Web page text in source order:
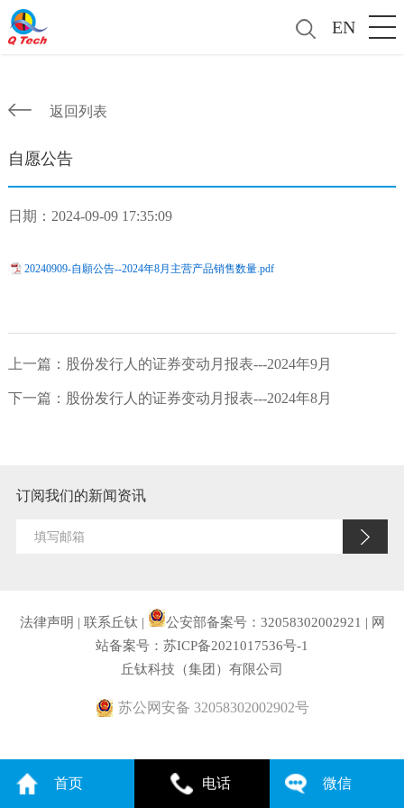
EN
返回列表
自愿公告
日期：2024-09-09 17:35:09
20240909-自願公告--2024年8月主营产品销售数量.pdf
上一篇： 股份发行人的证券变动月报表---2024年9月
下一篇： 股份发行人的证券变动月报表---2024年8月
订阅我们的新闻资讯
法律声明 | 联系丘钛| 公安部备案号：32058302002921 | 网
站备案号：苏ICP备2021017536号-1
丘钛科技（集团）有限公司
苏公网安备 32058302002902号
首页 电话 微信